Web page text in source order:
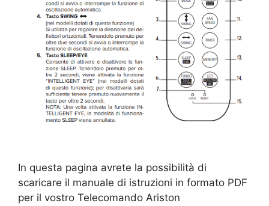
In questa pagina avrete la possibilità di
scaricare il manuale di istruzioni in formato PDF
per il vostro Telecomando Ariston